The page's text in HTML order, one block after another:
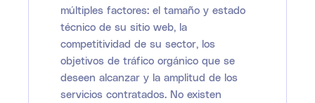
múltiples factores: el tamaño y estado
técnico de su sitio web, la
competitividad de su sector, los
objetivos de tráfico orgánico que se
deseen alcanzar y la amplitud de los
servicios contratados. No existen